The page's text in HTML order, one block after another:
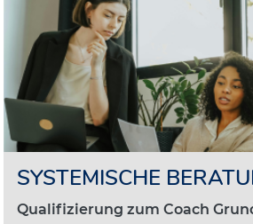
SYSTEMISCHE
Qualifizierung zum Coach